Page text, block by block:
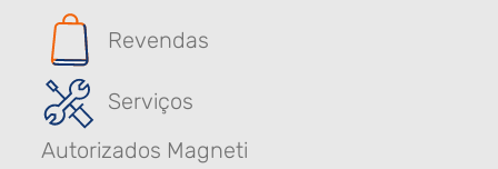
Revendas
Serviços
Autorizados Magneti